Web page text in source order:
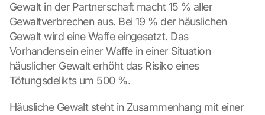
Gewalt in der Partnerschaft macht 15 % aller
Gewaltverbrechen aus. Bei 19 % der häuslichen
Gewalt wird eine Waffe eingesetzt. Das
Vorhandensein einer Waffe in einer Situation
häuslicher Gewalt erhöht das Risiko eines
Tötungsdelikts um 500 %.
Häusliche Gewalt steht in Zusammenhang mit einer
L
o
a
d